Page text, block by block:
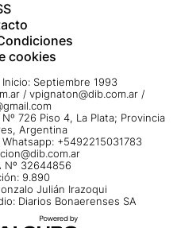
cookies
Septiembre 1993
/ vpignaton@dib.com.ar /
726 Piso 4, La Plata; Provincia
Argentina
+5492215031783
Nº 32644856
9.890
Julián Irazoqui
Diarios Bonaerenses SA